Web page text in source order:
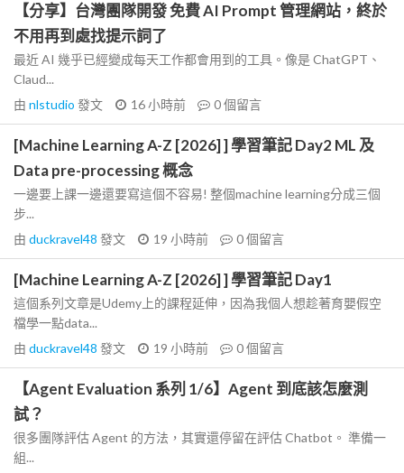
【分享】台灣團隊開發 免費 AI Prompt 管理網站，終於
不用再到處找提示詞了
最近 AI 幾乎已經變成每天工作都會用到的工具。像是 ChatGPT、
Claud...
由 nlstudio 發文 16 小時前 0個留言
[Machine Learning A-Z [2026] ] 學習筆記 Day2 ML 及
Data pre-processing 概念
一邊要上課一邊還要寫這個不容易! 整個machine learning分成三個
步...
由 duckravel48 發文 19 小時前 0個留言
[Machine Learning A-Z [2026] ] 學習筆記 Day1
這個系列文章是Udemy上的課程延伸，因為我個人想趁著育嬰假空
檔學一點data...
由 duckravel48 發文 19 小時前 0個留言
【Agent Evaluation 系列 1/6】Agent 到底該怎麼測
試？
很多團隊評估 Agent 的方法，其實還停留在評估 Chatbot。 準備一
組...